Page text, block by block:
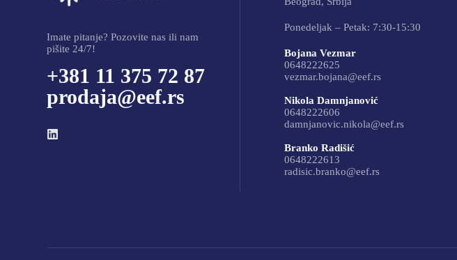
Imate pitanje? Pozovite nas ili nam
pišite 24/7!
+381 11 375 72 87
prodaja@eef.rs
Ponedeljak – Petak: 7:30-15:30
Bojana Vezmar
0648222625
vezmar.bojana@eef.rs
Nikola Damnjanović
0648222606
damnjanovic.nikola@eef.rs
Branko Radišić
0648222613
radisic.branko@eef.rs